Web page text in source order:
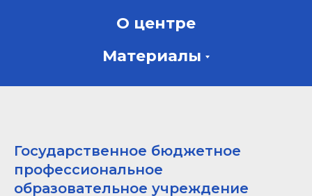
О центре
Материалы
Государственное бюджетное
профессиональное
образовательное учреждение